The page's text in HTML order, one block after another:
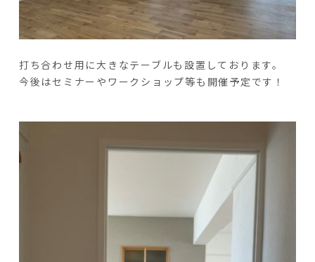
打ち合わせ用に大きなテーブルも設置しております。
今後はセミナーやワークショップ等も開催予定です！